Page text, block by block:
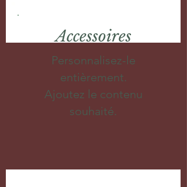
Accessoires
Personnalisez-le
entièrement.
Ajoutez le contenu
souhaité.